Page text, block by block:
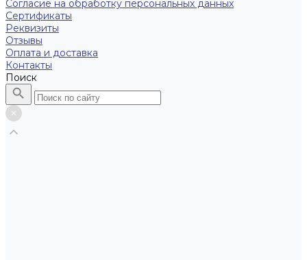
Согласие на обработку персональных данных
Сертификаты
Реквизиты
Отзывы
Оплата и доставка
Контакты
Поиск